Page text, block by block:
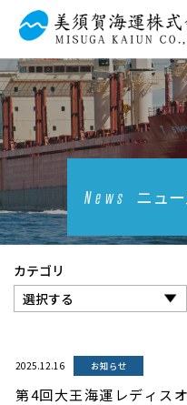
News ニュ
カテゴリ
2025.12.16 お知らせ
第4回大王海運レディス